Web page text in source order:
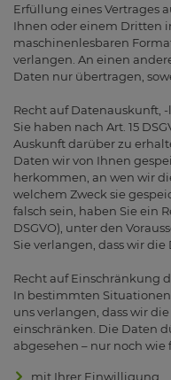
Erfüllung eines Vertrages
Ihnen oder einem Dritten
maschinenlesbaren
verlangen. An einen
Daten nur übertragen,
Recht auf Datenauskunft,
Sie haben nach Art. 15
Auskunft darüber zu
Daten wir von Ihnen
herkommen, an wen wir
welchem Zweck sie
falsch sein, haben Sie ein
DSGVO), unter den
Sie verlangen, dass wir die
Recht auf Einschränkung
In bestimmten Situationen
uns verlangen, dass wir
einschränken. Die Daten
abgesehen – nur noch
mit Ihrer Einwilligung